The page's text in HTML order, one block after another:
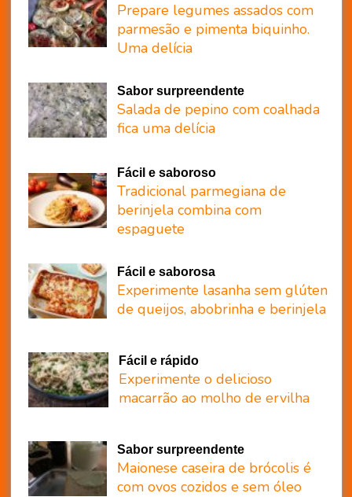
Prepare legumes assados com
parmesão e pimenta biquinho.
Uma delícia
Sabor surpreendente
Salada de pepino com coalhada
fica uma delícia
Fácil e saboroso
Tradicional parmegiana de
berinjela combina com
espaguete
Fácil e saborosa
Experimente lasanha sem glúten
de queijos, abobrinha e berinjela
Fácil e rápido
Experimente o delicioso
macarrão ao molho de ervilha
Sabor surpreendente
Maionese caseira de brócolis é
com ovos cozidos e sem óleo